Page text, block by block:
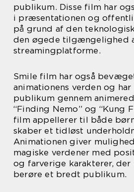
publikum. Disse film har
i præsentationen og
på grund af den
den øgede tilgængelighed
streamingplatforme.
Smile film har også
animationens verden og
publikum gennem
“Finding Nemo” og “Kung
film appellerer til både
skaber et tidløst
Animationen giver
magiske verdener med
og farverige karakterer,
berøre et bredt publikum.